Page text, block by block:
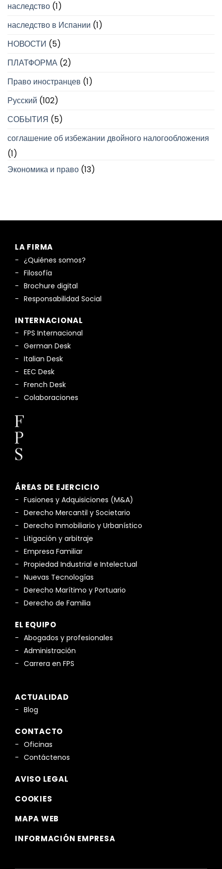
наследство (1)
наследство в Испании (1)
НОВОСТИ (5)
ПЛАТФОРМА (2)
Право иностранцев (1)
Русский (102)
СОБЫТИЯ (5)
соглашение об избежании двойного налогообложения
(1)
Экономика и право (13)
LA FIRMA
¿Quiénes somos?
Filosofía
Brochure digital
Responsabilidad Social
INTERNACIONAL
FPS Internacional
German Desk
Italian Desk
EEC Desk
French Desk
Colaboraciones
ÁREAS DE EJERCICIO
Fusiones y Adquisiciones (M&A)
Derecho Mercantil y Societario
Derecho Inmobiliario y Urbanístico
Litigación y arbitraje
Empresa Familiar
Propiedad Industrial e Intelectual
Nuevas Tecnologías
Derecho Marítimo y Portuario
Derecho de Familia
EL EQUIPO
Abogados y profesionales
Administración
Carrera en FPS
ACTUALIDAD
Blog
CONTACTO
Oficinas
Contáctenos
AVISO LEGAL
COOKIES
MAPA WEB
INFORMACIÓN EMPRESA